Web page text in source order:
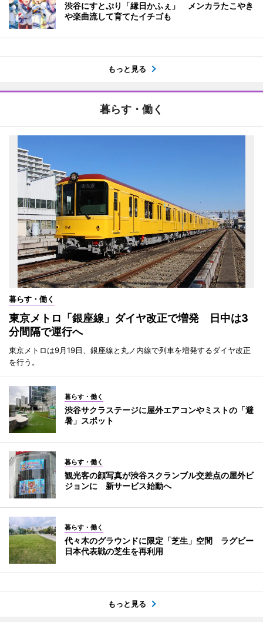
渋谷にすとぷり「縁日かふぇ」 メンカラたこやき
や楽曲流して育てたイチゴも
もっと見る
暮らす・働く
暮らす・働く
東京メトロ「銀座線」ダイヤ改正で増発 日中は3
分間隔で運行へ
東京メトロは9月19日、銀座線と丸ノ内線で列車を増発するダイヤ改正
を行う。
暮らす・働く
渋谷サクラステージに屋外エアコンやミストの「避
暑」スポット
暮らす・働く
観光客の顔写真が渋谷スクランブル交差点の屋外ビ
ジョンに 新サービス始動へ
暮らす・働く
代々木のグラウンドに限定「芝生」空間 ラグビー
日本代表戦の芝生を再利用
もっと見る